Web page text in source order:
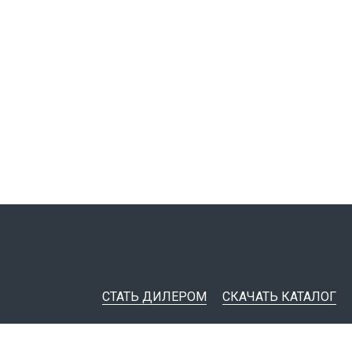
СТАТЬ ДИЛЕРОМ СКАЧАТЬ КАТАЛОГ